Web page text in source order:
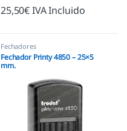
25,50€IVA Incluido
Fechadores
Fechador Printy 4850 – 25×5
mm.